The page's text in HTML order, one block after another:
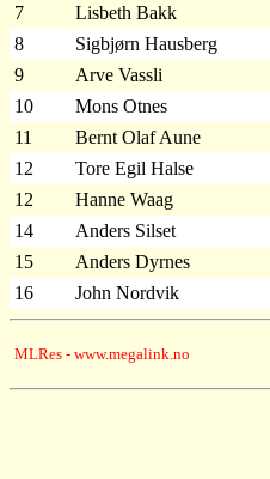
7
Lisbeth Bakk
8
Sigbjørn Hausberg
9
Arve Vassli
10
Mons Otnes
11
Bernt Olaf Aune
12
Tore Egil Halse
12
Hanne Waag
14
Anders Silset
15
Anders Dyrnes
16
John Nordvik
MLRes - www.megalink.no